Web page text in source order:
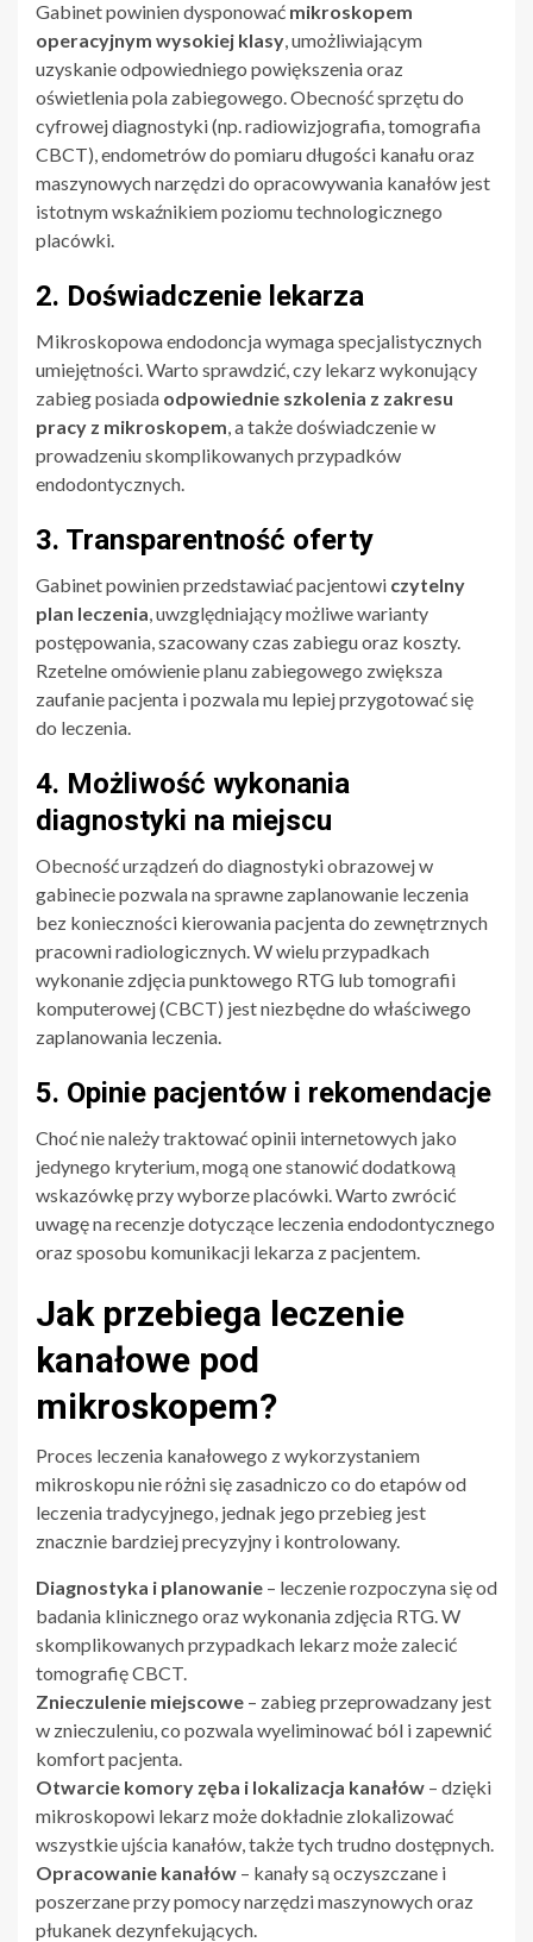
Gabinet powinien dysponować mikroskopem
operacyjnym wysokiej klasy , umożliwiającym
uzyskanie odpowiedniego powiększenia oraz
oświetlenia pola zabiegowego. Obecność sprzętu do
cyfrowej diagnostyki (np. radiowizjografia, tomografia
CBCT), endometrów do pomiaru długości kanału oraz
maszynowych narzędzi do opracowywania kanałów jest
istotnym wskaźnikiem poziomu technologicznego
placówki.
2. Doświadczenie lekarza
Mikroskopowa endodoncja wymaga specjalistycznych
umiejętności. Warto sprawdzić, czy lekarz wykonujący
zabieg posiada odpowiednie szkolenia z zakresu
pracy z mikroskopem , a także doświadczenie w
prowadzeniu skomplikowanych przypadków
endodontycznych.
3. Transparentność oferty
Gabinet powinien przedstawiać pacjentowi czytelny
plan leczenia , uwzględniający możliwe warianty
postępowania, szacowany czas zabiegu oraz koszty.
Rzetelne omówienie planu zabiegowego zwiększa
zaufanie pacjenta i pozwala mu lepiej przygotować się
do leczenia.
4. Możliwość wykonania
diagnostyki na miejscu
Obecność urządzeń do diagnostyki obrazowej w
gabinecie pozwala na sprawne zaplanowanie leczenia
bez konieczności kierowania pacjenta do zewnętrznych
pracowni radiologicznych. W wielu przypadkach
wykonanie zdjęcia punktowego RTG lub tomografii
komputerowej (CBCT) jest niezbędne do właściwego
zaplanowania leczenia.
5. Opinie pacjentów i rekomendacje
Choć nie należy traktować opinii internetowych jako
jedynego kryterium, mogą one stanowić dodatkową
wskazówkę przy wyborze placówki. Warto zwrócić
uwagę na recenzje dotyczące leczenia endodontycznego
oraz sposobu komunikacji lekarza z pacjentem.
Jak przebiega leczenie
kanałowe pod
mikroskopem?
Proces leczenia kanałowego z wykorzystaniem
mikroskopu nie różni się zasadniczo co do etapów od
leczenia tradycyjnego, jednak jego przebieg jest
znacznie bardziej precyzyjny i kontrolowany.
Diagnostyka i planowanie – leczenie rozpoczyna się od
badania klinicznego oraz wykonania zdjęcia RTG. W
skomplikowanych przypadkach lekarz może zalecić
tomografię CBCT.
Znieczulenie miejscowe – zabieg przeprowadzany jest
w znieczuleniu, co pozwala wyeliminować ból i zapewnić
komfort pacjenta.
Otwarcie komory zęba i lokalizacja kanałów – dzięki
mikroskopowi lekarz może dokładnie zlokalizować
wszystkie ujścia kanałów, także tych trudno dostępnych.
Opracowanie kanałów – kanały są oczyszczane i
poszerzane przy pomocy narzędzi maszynowych oraz
płukanek dezynfekujących.